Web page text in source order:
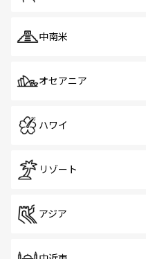
中南米
オセアニア
ハワイ
リゾート
アジア